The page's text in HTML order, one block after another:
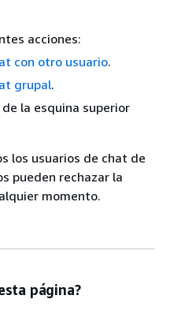
acciones:
con otro usuario.
grupal.
la esquina superior
los usuarios de chat de
pueden rechazar la
momento.
página?